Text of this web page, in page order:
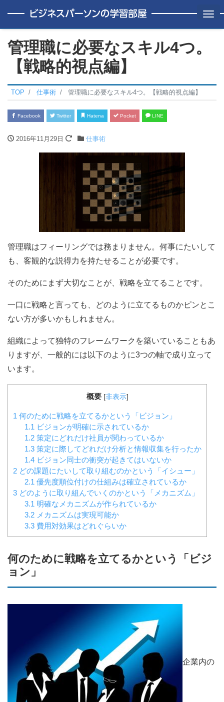
管理職に必要なスキル4つ。
【戦略的視点編】
TOP 仕事術 管理職に必要なスキル4つ。【戦略的視点編】
Facebook Twitter Hatena Pocket LINE
2016年11月29日 仕事術
管理職はフィーリングでは務まりません。何事にたいして
も、客観的な説得力を持たせることが必要です。
そのためにまず大切なことが、戦略を立てることです。
一口に戦略と言っても、どのように立てるものかピンとこ
ない方が多いかもしれません。
組織によって独特のフレームワークを築いていることもあ
りますが、一般的には以下のように3つの軸で成り立って
います。
概要 [非表示]
1 何のために戦略を立てるかという「ビジョン」
1.1 ビジョンが明確に示されているか
1.2策定にどれだけ社員が関わっているか
1.3策定に際してどれだけ分析と情報収集を行ったか
1.4ビジョン同士の衝突が起きてはいないか
2 どの課題にたいして取り組むのかという「イシュー」
2.1 優先度順位付けの仕組みは確立されているか
3 どのように取り組んでいくのかという「メカニズム」
3.1 明確なメカニズムが作られているか
3.2メカニズムは実現可能か
3.3費用対効果はどれぐらいか
何のために戦略を立てるかという「ビジ
ョン」
企業内の